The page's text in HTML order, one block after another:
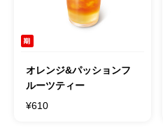
オレンジ&パッションフ
ルーツティー
¥610